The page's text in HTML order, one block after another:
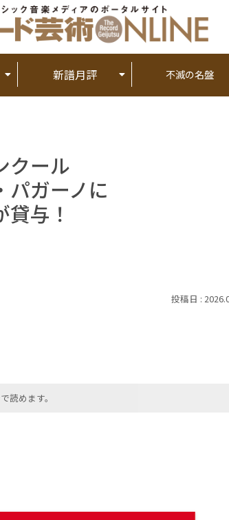
新譜月評 不滅の名盤
クール
パガーノに
与！
で読めます。